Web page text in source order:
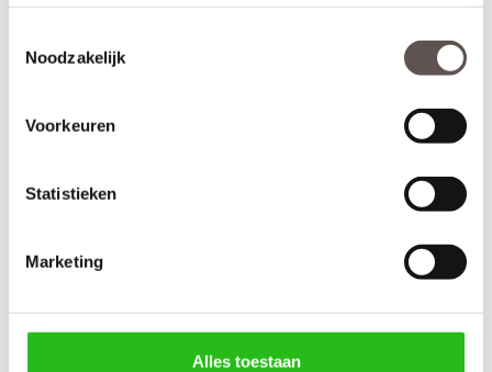
Noodzakelijk
Voorkeuren
Statistieken
Marketing
Alles toestaan
(Bewerkingen zoals een extra tochtvaldorpel verlengt de levertijd
met 3 werkdagen)
Kenmerken Austria Naarden Blank Facetglas
Maatwerk mogelijk: Ja, 26 werkdagen levertijd
bovendorpel 10 mm
Deur samenstellen